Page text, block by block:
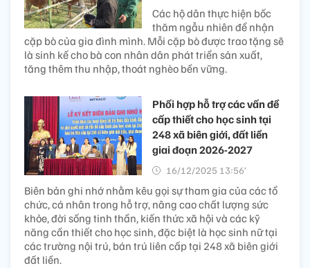
Các hộ dân thực hiện bốc
thăm ngẫu nhiên để nhận
cặp bò của gia đình mình. Mỗi cặp bò được trao tặng sẽ
là sinh kế cho bà con nhân dân phát triển sản xuất,
tăng thêm thu nhập, thoát nghèo bền vững.
Phối hợp hỗ trợ các vấn đề
cấp thiết cho học sinh tại
248 xã biên giới, đất liền
giai đoạn 2026-2027
16/12/2025 13:56’
Biên bản ghi nhớ nhằm kêu gọi sự tham gia của các tổ
chức, cá nhân trong hỗ trợ, nâng cao chất lượng sức
khỏe, đời sống tinh thần, kiến thức xã hội và các kỹ
năng cần thiết cho học sinh, đặc biệt là học sinh nữ tại
các trường nội trú, bán trú liên cấp tại 248 xã biên giới
đất liền.